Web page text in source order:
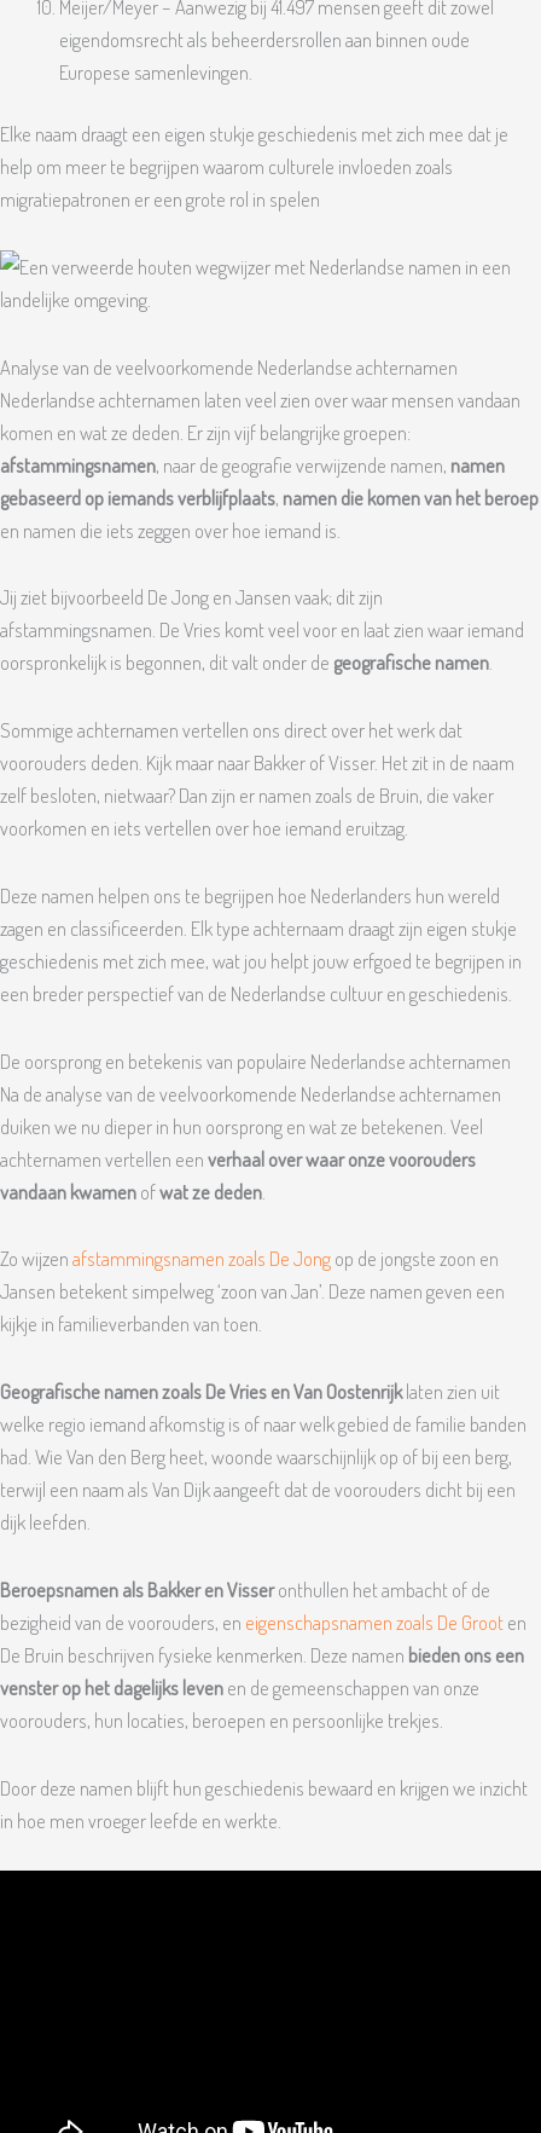
Meijer/Meyer – Aanwezig bij 41.497 mensen geeft dit zowel
eigendomsrecht als beheerdersrollen aan binnen oude
Europese samenlevingen.
Elke naam draagt een eigen stukje geschiedenis met zich mee dat je
help om meer te begrijpen waarom culturele invloeden zoals
migratiepatronen er een grote rol in spelen
Analyse van de veelvoorkomende Nederlandse achternamen
Nederlandse achternamen laten veel zien over waar mensen vandaan
komen en wat ze deden. Er zijn vijf belangrijke groepen:
afstammingsnamen, naar de geografie verwijzende namen, namen
gebaseerd op iemands verblijfplaats, namen die komen van het beroep
en namen die iets zeggen over hoe iemand is.
Jij ziet bijvoorbeeld De Jong en Jansen vaak; dit zijn
afstammingsnamen. De Vries komt veel voor en laat zien waar iemand
oorspronkelijk is begonnen, dit valt onder de geografische namen.
Sommige achternamen vertellen ons direct over het werk dat
voorouders deden. Kijk maar naar Bakker of Visser. Het zit in de naam
zelf besloten, nietwaar? Dan zijn er namen zoals de Bruin, die vaker
voorkomen en iets vertellen over hoe iemand eruitzag.
Deze namen helpen ons te begrijpen hoe Nederlanders hun wereld
zagen en classificeerden. Elk type achternaam draagt zijn eigen stukje
geschiedenis met zich mee, wat jou helpt jouw erfgoed te begrijpen in
een breder perspectief van de Nederlandse cultuur en geschiedenis.
De oorsprong en betekenis van populaire Nederlandse achternamen
Na de analyse van de veelvoorkomende Nederlandse achternamen
duiken we nu dieper in hun oorsprong en wat ze betekenen. Veel
achternamen vertellen eenverhaal over waar onze voorouders
vandaan kwamenofwat ze deden
Zo wijzenafstammingsnamen zoals De Jongop de jongste zoon en
Jansen betekent simpelweg ‘zoon van Jan’. Deze namen geven een
kijkje in familieverbanden van toen.
Geografische namen zoals De Vries en Van Oostenrijklaten zien uit
welke regio iemand afkomstig is of naar welk gebied de familie banden
had. Wie Van den Berg heet, woonde waarschijnlijk op of bij een berg,
terwijl een naam als Van Dijk aangeeft dat de voorouders dicht bij een
dijk leefden.
Beroepsnamen als Bakker en Visseronthullen het ambacht of de
bezigheid van de voorouders, en eigenschapsnamen zoals De Grooten
De Bruin beschrijven fysieke kenmerken. Deze namen bieden ons een
venster op het dagelijks levenen de gemeenschappen van onze
voorouders, hun locaties, beroepen en persoonlijke trekjes.
Door deze namen blijft hun geschiedenis bewaard en krijgen we inzicht
in hoe men vroeger leefde en werkte.